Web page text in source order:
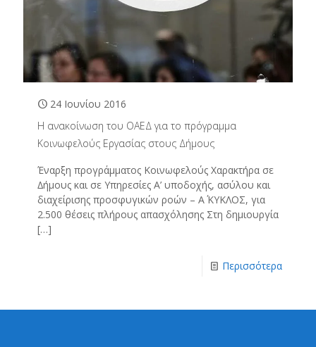
24 Ιουνίου 2016
Η ανακοίνωση του ΟΑΕΔ για το πρόγραμμα
Κοινωφελούς Εργασίας στους Δήμους
Έναρξη προγράµµατος Κοινωφελούς Χαρακτήρα σε
∆ήµους και σε Υπηρεσίες Α’ υποδοχής, ασύλου και
διαχείρισης προσφυγικών ροών – Α΄ ΚΥΚΛΟΣ, για
2.500 θέσεις πλήρους απασχόλησης Στη δηµιουργία
[…]
Περισσότερα